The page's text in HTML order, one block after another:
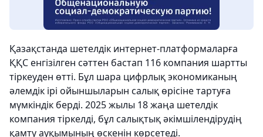
Қазақстанда шетелдік интернет-платформаларға
ҚҚС енгізілген сәттен бастап 116 компания шартты
тіркеуден өтті. Бұл шара цифрлық экономиканың
әлемдік ірі ойыншыларын салық өрісіне тартуға
мүмкіндік берді. 2025 жылы 18 жаңа шетелдік
компания тіркелді, бұл салықтық әкімшілендірудің
қамту ауқымының өскенін көрсетеді.